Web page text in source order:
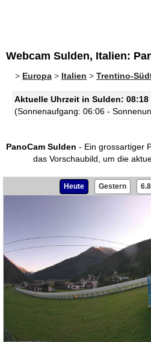
Webcam Sulden, Italien:
> Europa > Italien > Trentino-
Aktuelle Uhrzeit in Sulden: 08:18
(Sonnenaufgang: 06:06 -
PanoCam Sulden - Ein grossartiger
das Vorschaubild, um die
Heute Gestern